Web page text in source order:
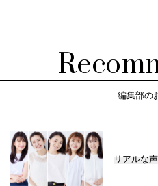
編集部の
リアルな